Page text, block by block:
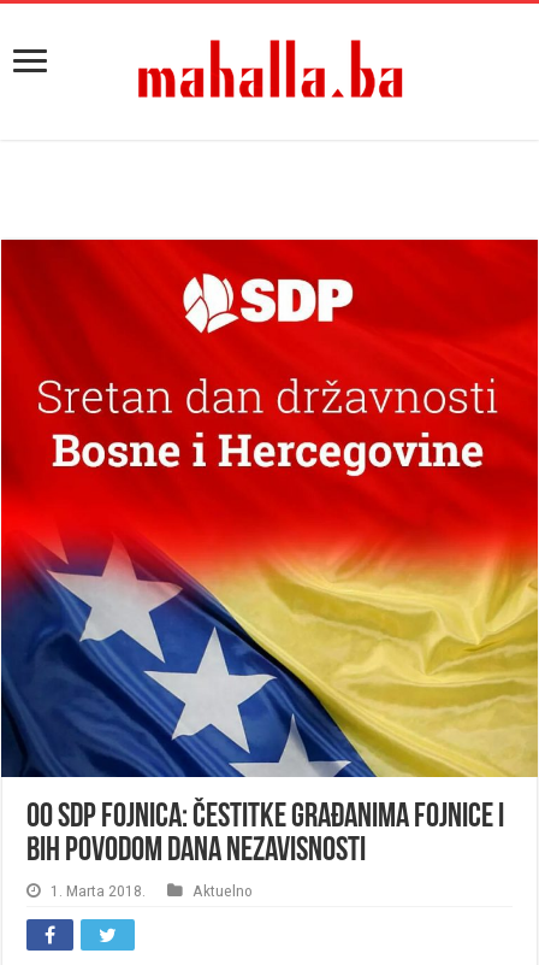
OO SDP Fojnica: Čestitke građanima Fojnice i
BiH povodom Dana nezavisnosti
1. Marta 2018. Aktuelno